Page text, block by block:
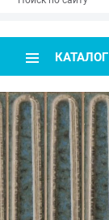
КАТАЛОГ